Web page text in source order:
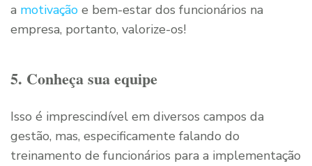
a motivação e bem-estar dos funcionários na
empresa, portanto, valorize-os!
5. Conheça sua equipe
Isso é imprescindível em diversos campos da
gestão, mas, especificamente falando do
treinamento de funcionários para a implementação